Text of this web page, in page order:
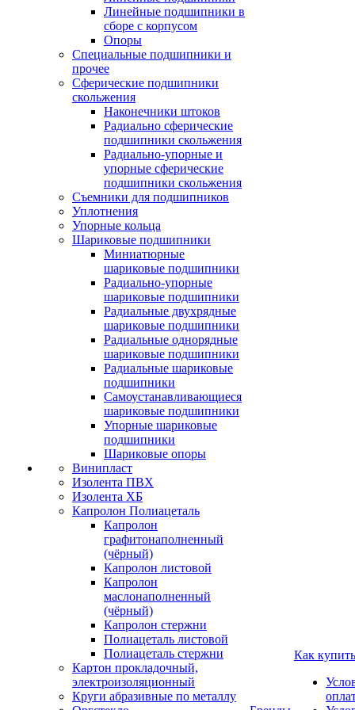
Линейные подшипники в
сборе с корпусом
Опоры
Специальные подшипники и
прочее
Сферические подшипники
скольжения
Наконечники штоков
Радиально сферические
подшипники скольжения
Радиально-упорные и
упорные сферические
подшипники скольжения
Съемники для подшипников
Уплотнения
Упорные кольца
Шариковые подшипники
Миниатюрные
шариковые подшипники
Радиально-упорные
шариковые подшипники
Радиальные двухрядные
шариковые подшипники
Радиальные однорядные
шариковые подшипники
Радиальные шариковые
подшипники
Самоустанавливающиеся
шариковые подшипники
Упорные шариковые
подшипники
Шариковые опоры
Винипласт
Изолента ПВХ
Изолента ХБ
Капролон Полиацеталь
Капролон
графитонаполненный
(чёрный)
Капролон листовой
Капролон
маслонаполненный
(чёрный)
Капролон стержни
Полиацеталь листовой
Полиацеталь стержни
Картон прокладочный,
электроизоляционный
Круги абразивные по металлу
Как купить